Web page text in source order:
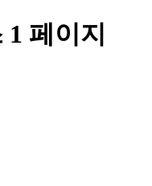
1 페이지